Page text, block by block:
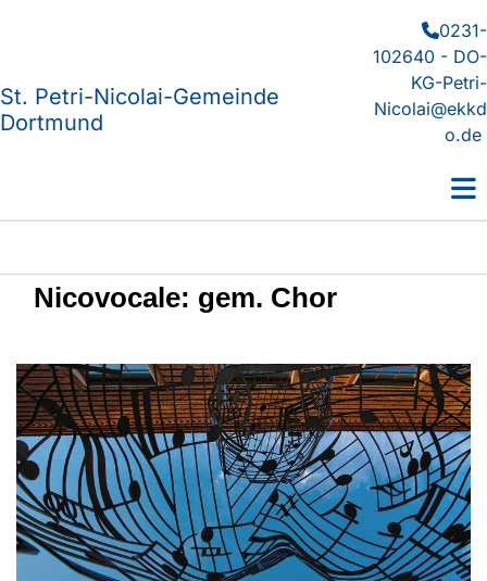
St. Petri-Nicolai-Gemeinde
Dortmund
0231-
102640 - DO-
KG-Petri-
Nicolai@ekkd
o.de
Nicovocale: gem. Chor